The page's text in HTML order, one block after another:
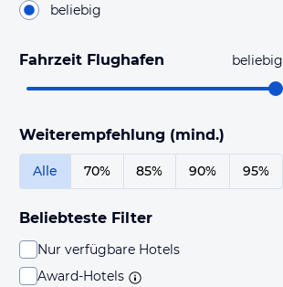
beliebig
Fahrzeit Flughafen beliebig
Weiterempfehlung (mind.)
Alle 70% 85% 90% 95%
Beliebteste Filter
Nur verfügbare Hotels
Award-Hotels